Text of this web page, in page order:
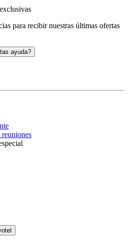
para recibir nuestras últimas ofertas
ayuda?
reuniones